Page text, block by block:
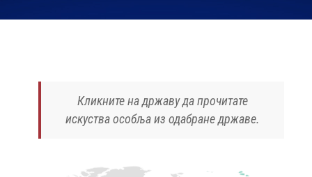
Кликните на државу да прочитате
искуства особља из одабране државе.